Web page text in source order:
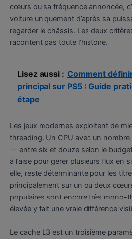
cœurs ou sa fréquence annoncée,
voiture uniquement d’après sa
regarder le châssis. Les deux
racontent pas toute l’histoire.
Lisez aussi : Comment
principal sur PS5 : Guide
étape
Les jeux modernes exploitent de
threading. Un CPU avec un
— entre six et douze selon le
à l’aise pour gérer plusieurs flux en
elle, reste déterminante pour les
principalement sur un ou deux
populaires sont encore très mono-
élevée y fait une vraie différence
Le cache L3 est un troisième